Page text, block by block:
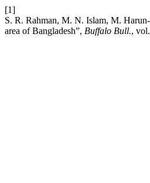
[1]
S. R. Rahman, M. N. Islam, M.
area of Bangladesh”, Buffalo Bull.,